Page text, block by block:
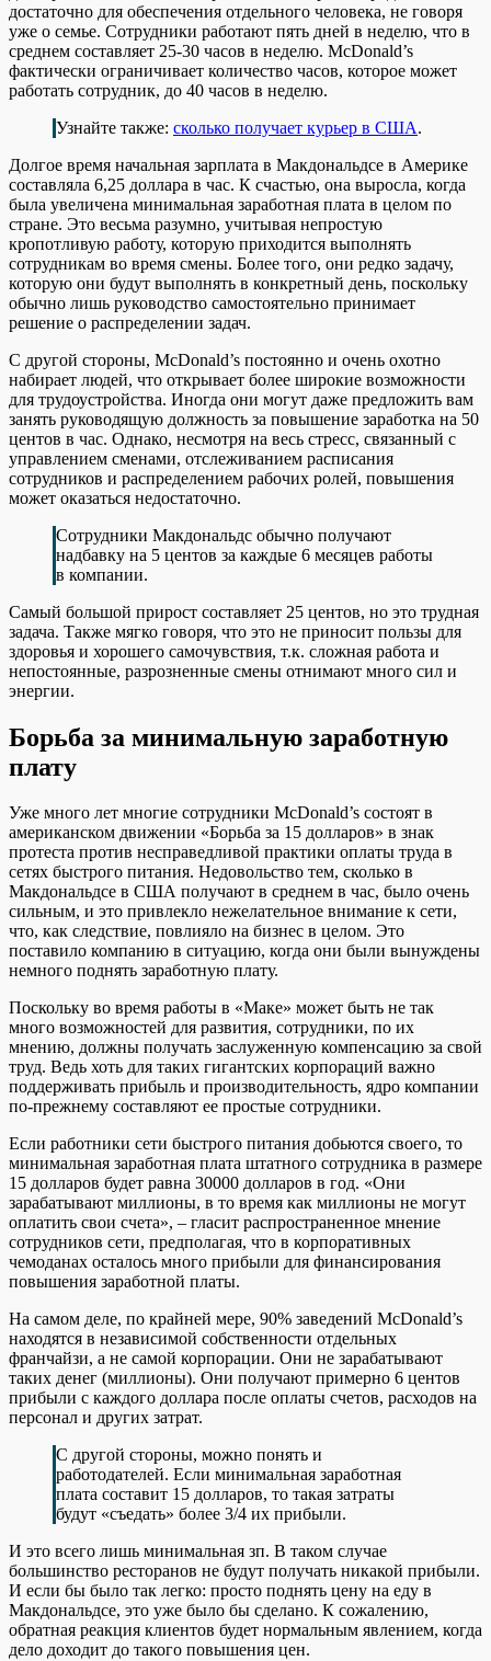
достаточно для обеспечения отдельного человека, не говоря
уже о семье. Сотрудники работают пять дней в неделю, что в
среднем составляет 25-30 часов в неделю. McDonald’s
фактически ограничивает количество часов, которое может
работать сотрудник, до 40 часов в неделю.
Узнайте также: сколько получает курьер в США.
Долгое время начальная зарплата в Макдональдсе в Америке
составляла 6,25 доллара в час. К счастью, она выросла, когда
была увеличена минимальная заработная плата в целом по
стране. Это весьма разумно, учитывая непростую
кропотливую работу, которую приходится выполнять
сотрудникам во время смены. Более того, они редко задачу,
которую они будут выполнять в конкретный день, поскольку
обычно лишь руководство самостоятельно принимает
решение о распределении задач.
С другой стороны, McDonald’s постоянно и очень охотно
набирает людей, что открывает более широкие возможности
для трудоустройства. Иногда они могут даже предложить вам
занять руководящую должность за повышение заработка на 50
центов в час. Однако, несмотря на весь стресс, связанный с
управлением сменами, отслеживанием расписания
сотрудников и распределением рабочих ролей, повышения
может оказаться недостаточно.
Сотрудники Макдональдс обычно получают
надбавку на 5 центов за каждые 6 месяцев работы
в компании.
Самый большой прирост составляет 25 центов, но это трудная
задача. Также мягко говоря, что это не приносит пользы для
здоровья и хорошего самочувствия, т.к. сложная работа и
непостоянные, разрозненные смены отнимают много сил и
энергии.
Борьба за минимальную заработную
плату
Уже много лет многие сотрудники McDonald’s состоят в
американском движении «Борьба за 15 долларов» в знак
протеста против несправедливой практики оплаты труда в
сетях быстрого питания. Недовольство тем, сколько в
Макдональдсе в США получают в среднем в час, было очень
сильным, и это привлекло нежелательное внимание к сети,
что, как следствие, повлияло на бизнес в целом. Это
поставило компанию в ситуацию, когда они были вынуждены
немного поднять заработную плату.
Поскольку во время работы в «Маке» может быть не так
много возможностей для развития, сотрудники, по их
мнению, должны получать заслуженную компенсацию за свой
труд. Ведь хоть для таких гигантских корпораций важно
поддерживать прибыль и производительность, ядро ​​компании
по-прежнему составляют ее простые сотрудники.
Если работники сети быстрого питания добьются своего, то
минимальная заработная плата штатного сотрудника в размере
15 долларов будет равна 30000 долларов в год. «Они
зарабатывают миллионы, в то время как миллионы не могут
оплатить свои счета», – гласит распространенное мнение
сотрудников сети, предполагая, что в корпоративных
чемоданах осталось много прибыли для финансирования
повышения заработной платы.
На самом деле, по крайней мере, 90% заведений McDonald’s
находятся в независимой собственности отдельных
франчайзи, а не самой корпорации. Они не зарабатывают
таких денег (миллионы). Они получают примерно 6 центов
прибыли с каждого доллара после оплаты счетов, расходов на
персонал и других затрат.
С другой стороны, можно понять и
работодателей. Если минимальная заработная
плата составит 15 долларов, то такая затраты
будут «съедать» более 3/4 их прибыли.
И это всего лишь минимальная зп. В таком случае
большинство ресторанов не будут получать никакой прибыли.
И если бы было так легко: просто поднять цену на еду в
Макдональдсе, это уже было бы сделано. К сожалению,
обратная реакция клиентов будет нормальным явлением, когда
дело доходит до такого повышения цен.